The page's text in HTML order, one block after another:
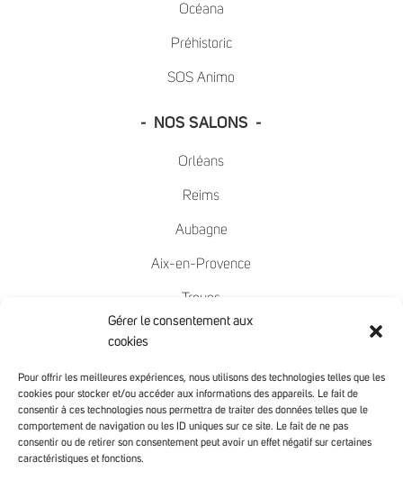
Gérer le consentement aux
cookies
Pour offrir les meilleures expériences, nous utilisons des technologies telles que les
cookies pour stocker et/ou accéder aux informations des appareils. Le fait de
consentir à ces technologies nous permettra de traiter des données telles que le
comportement de navigation ou les ID uniques sur ce site. Le fait de ne pas
consentir ou de retirer son consentement peut avoir un effet négatif sur certaines
caractéristiques et fonctions.
Océana
Préhistoric
SOS Animo
- NOS SALONS -
Orléans
Reims
Aubagne
Aix-en-Provence
Troyes
Chambéry
Avignon